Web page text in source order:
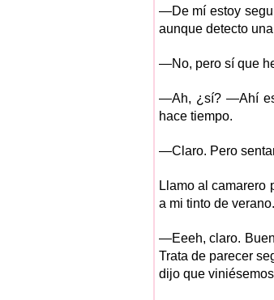
—De mí estoy
aunque detecto
—No, pero sí que
—Ah, ¿sí? —Ahí
hace tiempo.
—Claro. Pero
Llamo al camarero
a mi tinto de verano.
—Eeeh, claro.
Trata de parecer
dijo que